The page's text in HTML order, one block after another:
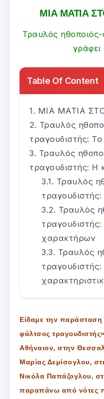
ΜΙΑ ΜΑΤΙΑ
Τραυλός
Table Of Content
ΜΙΑ ΜΑΤΙΑ
Τραυλός
τραγουδιστής:
Τραυλός
τραγουδιστής: Η
Τραυλός
Τραυλός
χαρακτήρων
Τραυλός
Είδαμε την
φάλτσος
Αθήναιον, στην
Μαρίας Δεμίσογλου,
Νικόλα Παπάζογλου,
παραπάνω από νότες